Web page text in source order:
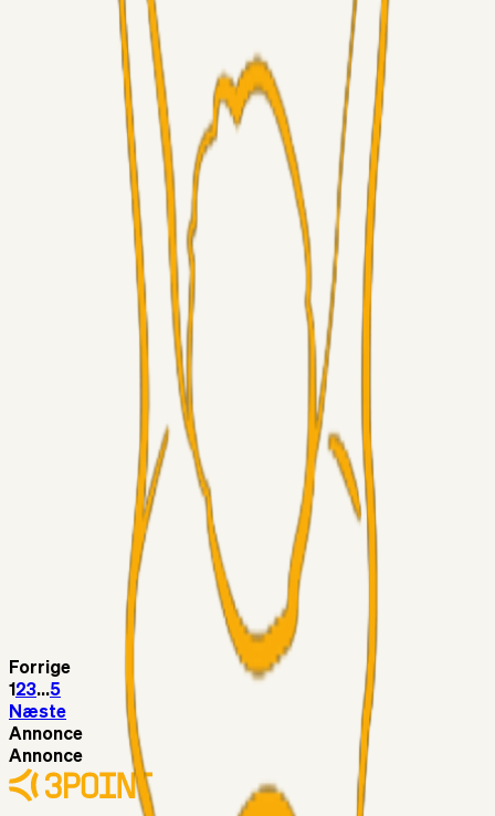
RasmusStephansen
Nørgaards Lever Hug, Skaktræk Mod En Utålmodig
RasmusStephansen
04. aug. 2026
Har GFH løsnet grebet...?
Superliga-truppen
04. aug. 2026
Medie: Tahirovic til Celtic for samlet 6 mio Euro
Superliga-truppen
03. aug. 2026
Kunne Sami Jalal være den næste offensive brik? 🤔💛💙
03. aug. 2026
Superliga-truppen
RasmusStephansen
03. aug. 2026
Olti Hyseni, Bliver Brøndbys Største Salg
Nogensinde…..!!!
02. aug. 2026
Sydsiden mid Viborg
Forrige
1 23...5
Næste
Annonce
Annonce